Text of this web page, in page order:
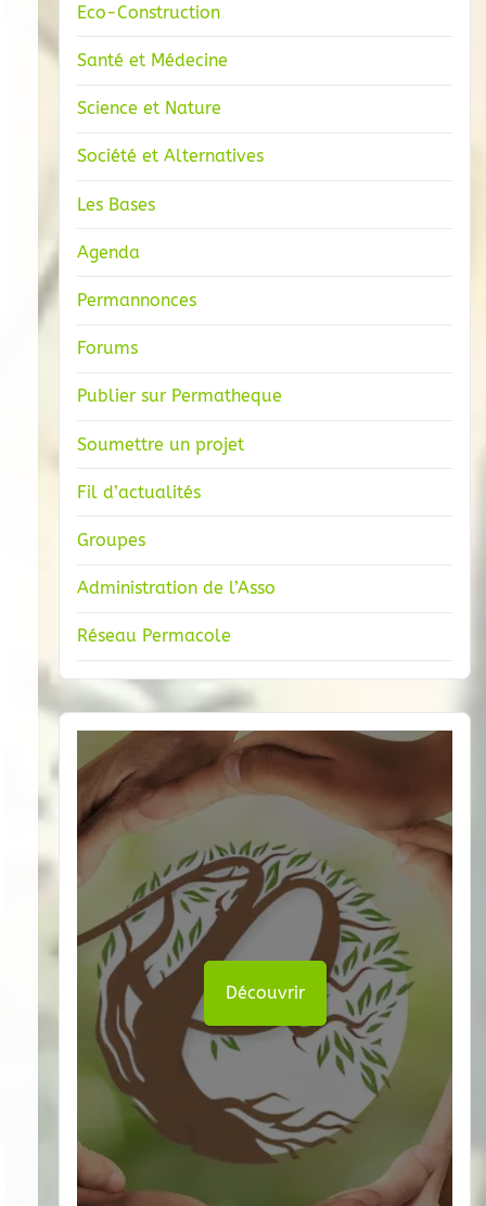
Eco-Construction
Santé et Médecine
Science et Nature
Société et Alternatives
Les Bases
Agenda
Permannonces
Forums
Publier sur Permatheque
Soumettre un projet
Fil d’actualités
Groupes
Administration de l’Asso
Réseau Permacole
Découvrir